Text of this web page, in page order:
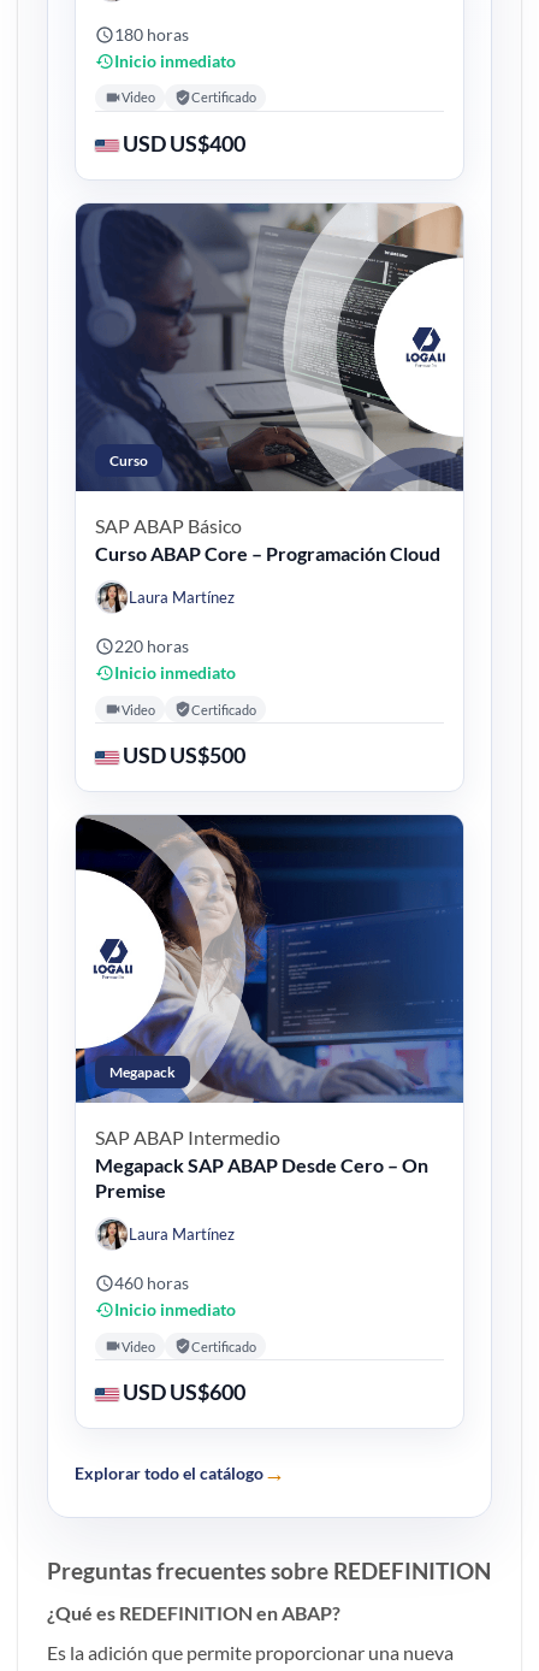
180 horas
Inicio inmediato
Video Certificado
USD US$400
Curso
SAP ABAP Básico
Curso ABAP Core – Programación Cloud
Laura Martínez
220 horas
Inicio inmediato
Video Certificado
USD US$500
Megapack
SAP ABAP Intermedio
Megapack SAP ABAP Desde Cero – On
Premise
Laura Martínez
460 horas
Inicio inmediato
Video Certificado
USD US$600
Explorar todo el catálogo→
Preguntas frecuentes sobre REDEFINITION
¿Qué es REDEFINITION en ABAP?
Es la adición que permite proporcionar una nueva